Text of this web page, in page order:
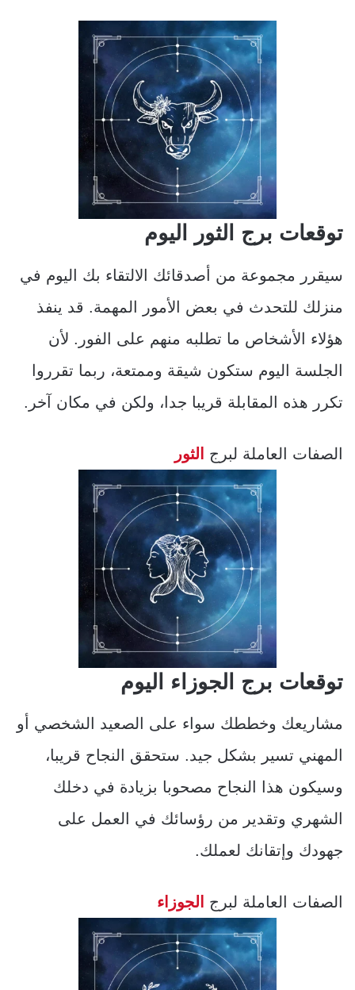
توقعات برج الثور اليوم
سيقرر مجموعة من أصدقائك الالتقاء بك اليوم في
منزلك للتحدث في بعض الأمور المهمة. قد ينفذ
هؤلاء الأشخاص ما تطلبه منهم على الفور. لأن
الجلسة اليوم ستكون شيقة وممتعة، ربما تقرروا
تكرر هذه المقابلة قريبا جدا، ولكن في مكان آخر.
الصفات العاملة لبرج الثور
توقعات برج الجوزاء اليوم
مشاريعك وخططك سواء على الصعيد الشخصي أو
المهني تسير بشكل جيد. ستحقق النجاح قريبا،
وسيكون هذا النجاح مصحوبا بزيادة في دخلك
الشهري وتقدير من رؤسائك في العمل على
جهودك وإتقانك لعملك.
الصفات العاملة لبرج الجوزاء